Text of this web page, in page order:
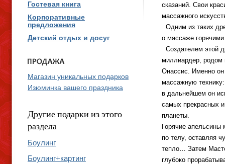
сказаний. Свои
массажного
Одним из таких
о массаже
Создателем этой
миллиардер, родом
Онассис. Именно
массажную
в дальнейшем он
самых прекрасных
планеты.
Горячие апельсины
по телу, оставляя
тепло… Затем
глубоко
Гостевая книга
Корпоративные
предложения
Детский отдых и досуг
Магазин уникальных подарков
Изюминка вашего праздника
Другие подарки из этого
раздела
Боулинг
Боулинг+картинг